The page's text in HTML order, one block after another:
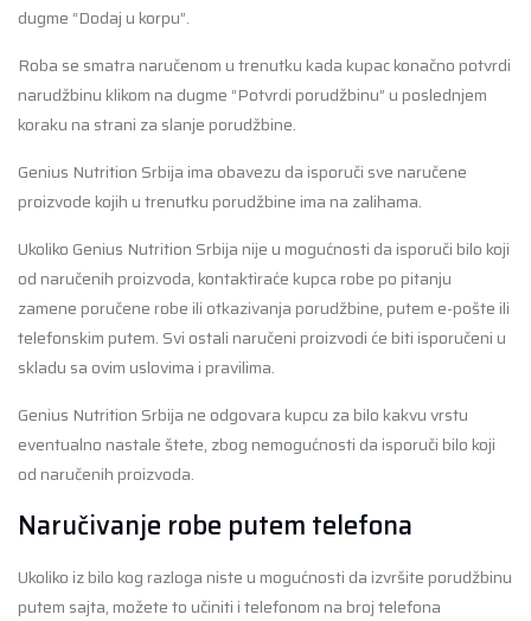
dugme “Dodaj u korpu”.
Roba se smatra naručenom u trenutku kada kupac konačno potvrdi
narudžbinu klikom na dugme “Potvrdi porudžbinu” u poslednjem
koraku na strani za slanje porudžbine.
Genius Nutrition Srbija ima obavezu da isporuči sve naručene
proizvode kojih u trenutku porudžbine ima na zalihama.
Ukoliko Genius Nutrition Srbija nije u mogućnosti da isporuči bilo koji
od naručenih proizvoda, kontaktiraće kupca robe po pitanju
zamene poručene robe ili otkazivanja porudžbine, putem e-pošte ili
telefonskim putem. Svi ostali naručeni proizvodi će biti isporučeni u
skladu sa ovim uslovima i pravilima.
Genius Nutrition Srbija ne odgovara kupcu za bilo kakvu vrstu
eventualno nastale štete, zbog nemogućnosti da isporuči bilo koji
od naručenih proizvoda.
Naručivanje robe putem telefona
Ukoliko iz bilo kog razloga niste u mogućnosti da izvršite porudžbinu
putem sajta, možete to učiniti i telefonom na broj telefona